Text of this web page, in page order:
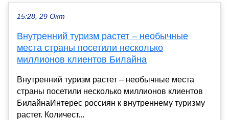
15:28, 29 Окт
Внутренний туризм растет – необычные
места страны посетили несколько
миллионов клиентов Билайна
Внутренний туризм растет – необычные места
страны посетили несколько миллионов клиентов
БилайнаИнтерес россиян к внутреннему туризму
растет. Количест...